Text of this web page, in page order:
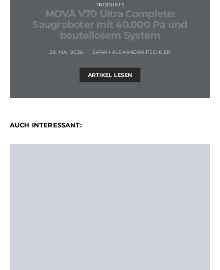
PRODUKTE
MOVA V70 Ultra Complete:
Saugroboter mit 40.000 Pa und
beutellosem System
28. MAI 2026 SARAH ALEXANDRA FECHLER
ARTIKEL LESEN
AUCH INTERESSANT: